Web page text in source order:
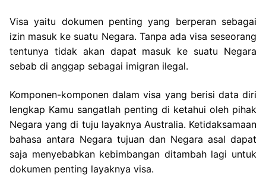
Visa yaitu dokumen penting yang berperan sebagai
izin masuk ke suatu Negara. Tanpa ada visa seseorang
tentunya tidak akan dapat masuk ke suatu Negara
sebab di anggap sebagai imigran ilegal.
Komponen-komponen dalam visa yang berisi data diri
lengkap Kamu sangatlah penting di ketahui oleh pihak
Negara yang di tuju layaknya Australia. Ketidaksamaan
bahasa antara Negara tujuan dan Negara asal dapat
saja menyebabkan kebimbangan ditambah lagi untuk
dokumen penting layaknya visa.